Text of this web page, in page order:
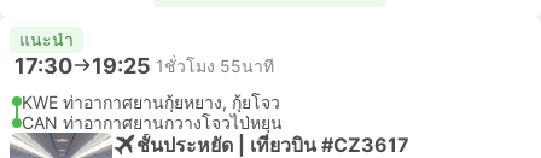
แนะนำ
17:30 19:25 1ชั่วโมง 55นาที
KWE ท่าอากาศยานกุ้ยหยาง, กุ้ยโจว
CAN ท่าอากาศยานกวางโจวไป่หยุน
ชั้นประหยัด | เที่ยวบิน #CZ3617